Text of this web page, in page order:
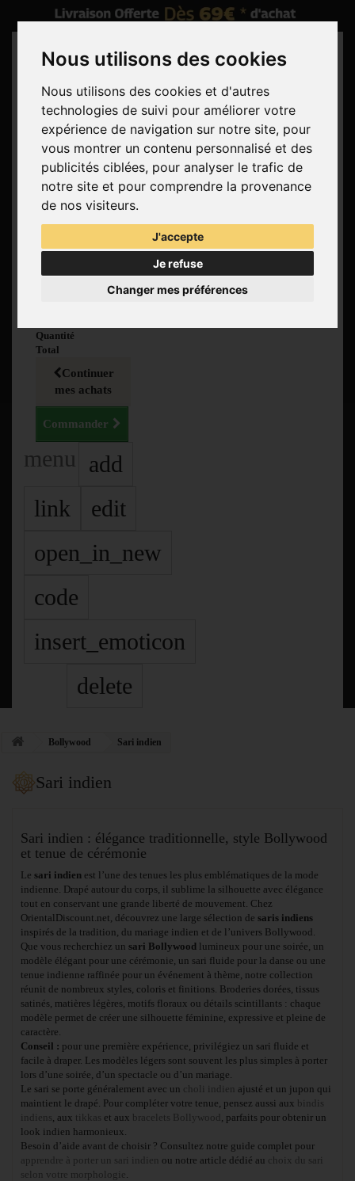
Nous utilisons des cookies
Nous utilisons des cookies et d'autres
technologies de suivi pour améliorer votre
expérience de navigation sur notre site, pour
vous montrer un contenu personnalisé et des
publicités ciblées, pour analyser le trafic de
notre site et pour comprendre la provenance
de nos visiteurs.
J'accepte
Je refuse
Changer mes préférences
Rechercher
Panier(vide)
Aucun produit
Livraison gratuite !
Livraison
Quantité
Total
Continuer
mes achats
Commander
menu
add
link
edit
open_in_new
code
insert_emoticon
delete
Bollywood Sari indien
Sari indien
Sari indien : élégance traditionnelle, style Bollywood
et tenue de cérémonie
Le sari indien est l’une des tenues les plus emblématiques de la mode
indienne. Drapé autour du corps, il sublime la silhouette avec élégance
tout en conservant une grande liberté de mouvement. Chez
OrientalDiscount.net, découvrez une large sélection de saris indiens
inspirés de la tradition, du mariage indien et de l’univers Bollywood.
Que vous recherchiez un sari Bollywood lumineux pour une soirée, un
modèle élégant pour une cérémonie, un sari fluide pour la danse ou une
tenue indienne raffinée pour un événement à thème, notre collection
réunit de nombreux styles, coloris et finitions. Broderies dorées, tissus
satinés, matières légères, motifs floraux ou détails scintillants : chaque
modèle permet de créer une silhouette féminine, expressive et pleine de
caractère.
Conseil : pour une première expérience, privilégiez un sari fluide et
facile à draper. Les modèles légers sont souvent les plus simples à porter
lors d’une soirée, d’un spectacle ou d’un mariage.
Le sari se porte généralement avec un choli indien ajusté et un jupon qui
maintient le drapé. Pour compléter votre tenue, pensez aussi aux bindis
indiens , aux tikkas et aux bracelets Bollywood
, parfaits pour obtenir un
look indien harmonieux.
Besoin d’aide avant de choisir ? Consultez notre guide complet pour
apprendre à porter un sari indien ou notre article dédié au choix du sari
selon votre morphologie